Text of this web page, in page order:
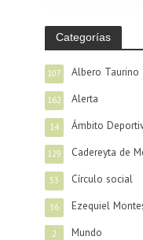
Categorías
Albero Taurino
107
Alerta
162
Ámbito
14
Cadereyta de
129
Círculo social
53
Ezequiel
36
Mundo
2